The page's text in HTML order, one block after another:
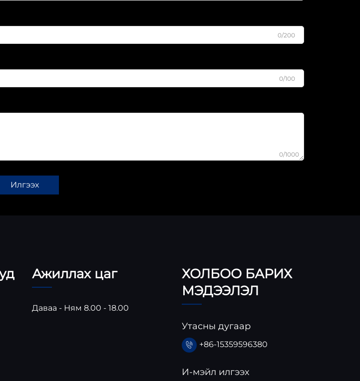
0/200
0/100
0/1000
Илгээх
Ажиллах цаг
Даваа - Ням 8.00 - 18.00
ХОЛБОО БАРИХ
МЭДЭЭЛЭЛ
Утасны дугаар
+86-15359596380
И-мэйл илгээх